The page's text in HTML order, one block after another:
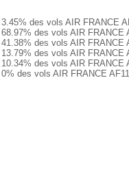
3.45% des vols AIR FRANCE
68.97% des vols AIR FRANCE
41.38% des vols AIR FRANCE
13.79% des vols AIR FRANCE
10.34% des vols AIR FRANCE
0% des vols AIR FRANCE